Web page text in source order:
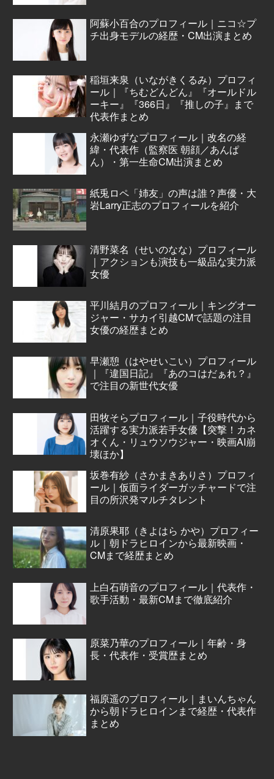
阿蘇小百合のプロフィール｜ニコ☆プ
チ出身モデルの経歴・CM出演まとめ
稲垣来泉（いながきくるみ）プロフィ
ール｜『ちむどんどん』『オールドル
ーキー』『366日』『推しの子』まで
代表作まとめ
永瀬ゆずなプロフィール｜改名の経
緯・代表作（監察医 朝顔／あんぱ
ん）・第一生命CM出演まとめ
紙兎ロペ「姉友」の声は誰？声優・大
岩Larry正志のプロフィールを紹介
清野菜名（せいのなな）プロフィール
｜アクションも演技も一級品な実力派
女優
平川結月のプロフィール｜キングオー
ジャー・サカイ引越CMで話題の注目
女優の経歴まとめ
早瀬憩（はやせいこい）プロフィール
｜『違国日記』『あのコはだぁれ？』
で注目の新世代女優
田牧そらプロフィール｜子役時代から
活躍する実力派若手女優【突撃！カネ
オくん・リュウソウジャー・映画AI崩
壊ほか】
坂巻有紗（さかまきありさ）プロフィ
ール｜仮面ライダーガッチャードで注
目の所沢発マルチタレント
清原果耶（きよはら かや）プロフィー
ル｜朝ドラヒロインから最新映画・
CMまで経歴まとめ
上白石萌音のプロフィール｜代表作・
歌手活動・最新CMまで徹底紹介
原菜乃華のプロフィール｜年齢・身
長・代表作・受賞歴まとめ
福原遥のプロフィール｜まいんちゃん
から朝ドラヒロインまで経歴・代表作
まとめ